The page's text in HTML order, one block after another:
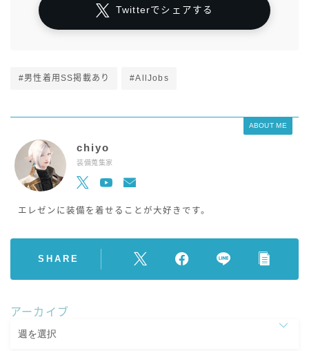
Twitterでシェアする
#男性着用SS掲載あり #AllJobs
ABOUT ME
chiyo
装備蒐集家
エレゼンに装備を着せることが大好きです。
SHARE
アーカイブ